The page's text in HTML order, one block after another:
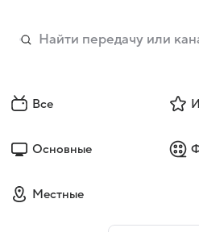
Все
Основные
Местные